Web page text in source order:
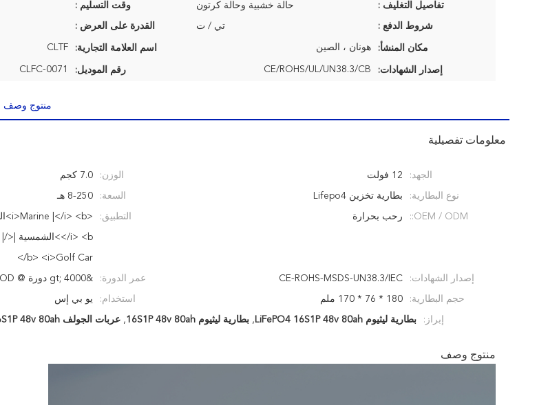
تفاصيل التغليف : حالة خشبية وحالة كرتون وقت التسليم :
شروط الدفع : تي / ت القدرة على العرض :
مكان المنشأ: هونان ، الصين اسم العلامة التجارية: CLTF
إصدار الشهادات: CE/ROHS/UL/UN38.3/CB رقم الموديل: CLFC-0071
منتوج وصف
معلومات تفصيلية
الجهد: 12 فولت الوزن: 7.0 كجم
نوع البطارية: بطارية تخزين Lifepo4 السعة: 8-250 هـ
OEM / ODM:: رحب بحرارة التطبيق:
</b> <i>Golf Car
إصدار الشهادات: CE-ROHS-MSDS-UN38.3/IEC عمر الدورة: &gt; 4000 دورة @ 1C 100٪ DOD
حجم البطارية: 180 * 76 * 170 ملم استخدام: يو بي إس
إبراز: بطارية ليثيوم LiFePO4 16S1P 48v 80ah , بطارية ليثيوم 16S1P 48v 80ah , عربات الجولف 16S1P 48v 80ah بطارية ليثيوم
منتوج وصف